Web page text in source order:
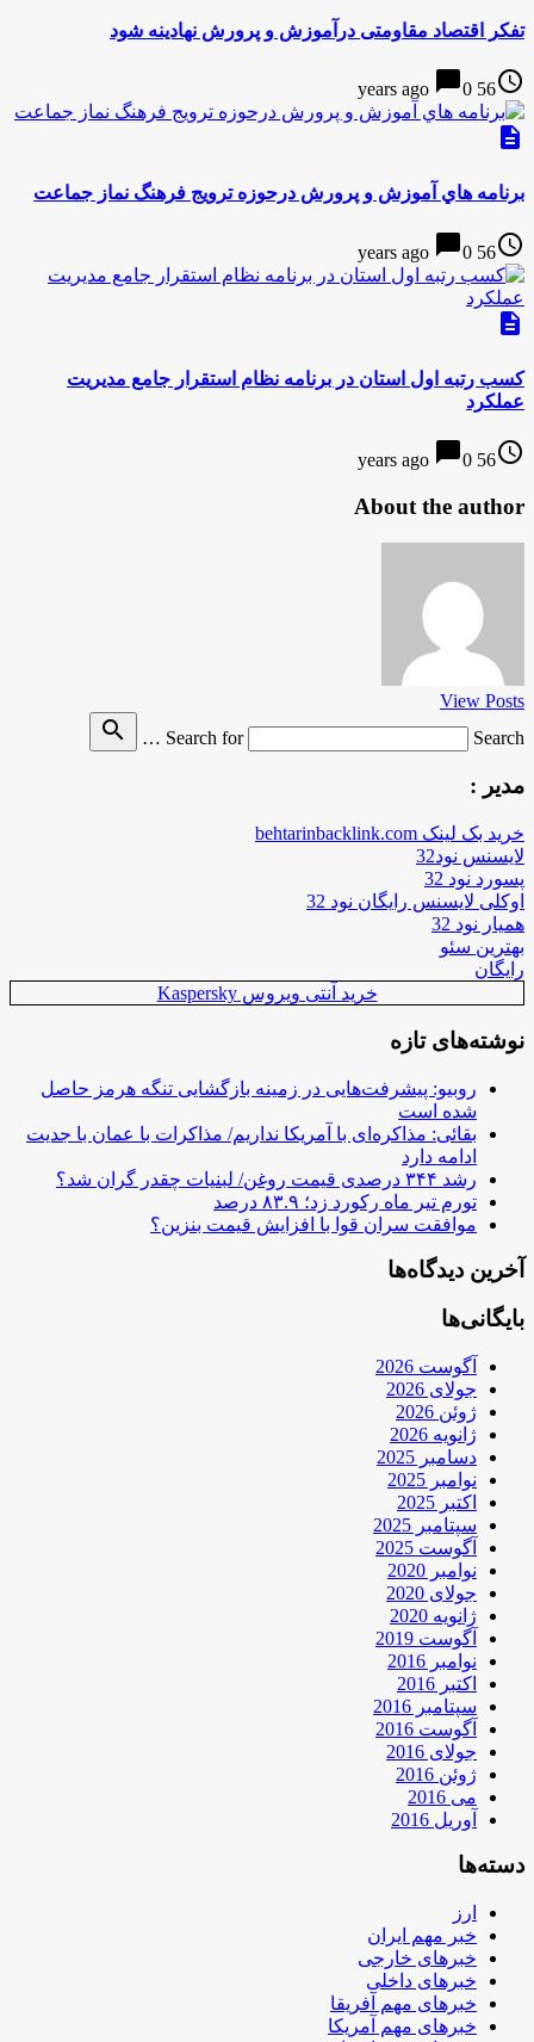
تفکر اقتصاد مقاومتی درآموزش و پرورش نهادينه شود
access_time
56 years ago
chat_bubble0
description
برنامه هاي آموزش و پرورش درحوزه ترويج فرهنگ نماز جماعت
access_time
56 years ago
chat_bubble0
description
کسب رتبه اول استان در برنامه نظام استقرار جامع مدیریت
عملکرد
access_time
56 years ago
chat_bubble0
About the author
View Posts
Search for
Search …
search
مدیر :
خرید بک لینک behtarinbacklink.com
لایسنس نود32
پسورد نود 32
اوکلی لایسنس رایگان نود 32
همیار نود 32
بهترین سئو
رایگان
خرید آنتی ویروس Kaspersky
نوشته‌های تازه
روبیو: پیشرفت‌هایی در زمینه بازگشایی تنگه هرمز حاصل
شده است
بقائی: مذاکره‌ای با آمریکا نداریم/ مذاکرات با عمان با جدیت
ادامه دارد
رشد ۳۴۴ درصدی قیمت روغن/ لبنیات چقدر گران شد؟
تورم تیر ماه رکورد زد؛ ۸۳.۹ درصد
موافقت سران قوا با افزایش قیمت بنزین؟
آخرین دیدگاه‌ها
بایگانی‌ها
آگوست 2026
جولای 2026
ژوئن 2026
ژانویه 2026
دسامبر 2025
نوامبر 2025
اکتبر 2025
سپتامبر 2025
آگوست 2025
نوامبر 2020
جولای 2020
ژانویه 2020
آگوست 2019
نوامبر 2016
اکتبر 2016
سپتامبر 2016
آگوست 2016
جولای 2016
ژوئن 2016
می 2016
آوریل 2016
دسته‌ها
ارز
خبر مهم ایران
خبرهای خارجی
خبرهای داخلی
خبرهای مهم آفریقا
خبرهای مهم آمریکا